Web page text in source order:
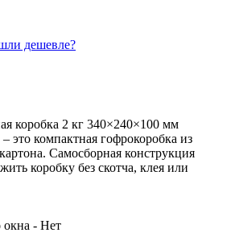
дешевле?
коробка 2 кг 340×240×100 мм
это компактная гофрокоробка из
Самосборная конструкция
коробку без скотча, клея или
окна - Нет